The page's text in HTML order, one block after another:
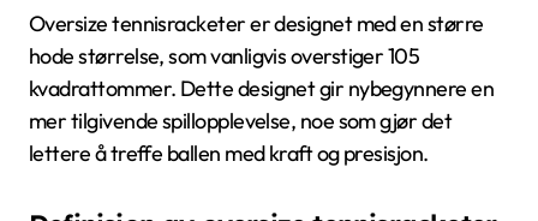
Oversize tennisracketer er designet med en større
hode størrelse, som vanligvis overstiger 105
kvadrattommer. Dette designet gir nybegynnere en
mer tilgivende spillopplevelse, noe som gjør det
lettere å treffe ballen med kraft og presisjon.